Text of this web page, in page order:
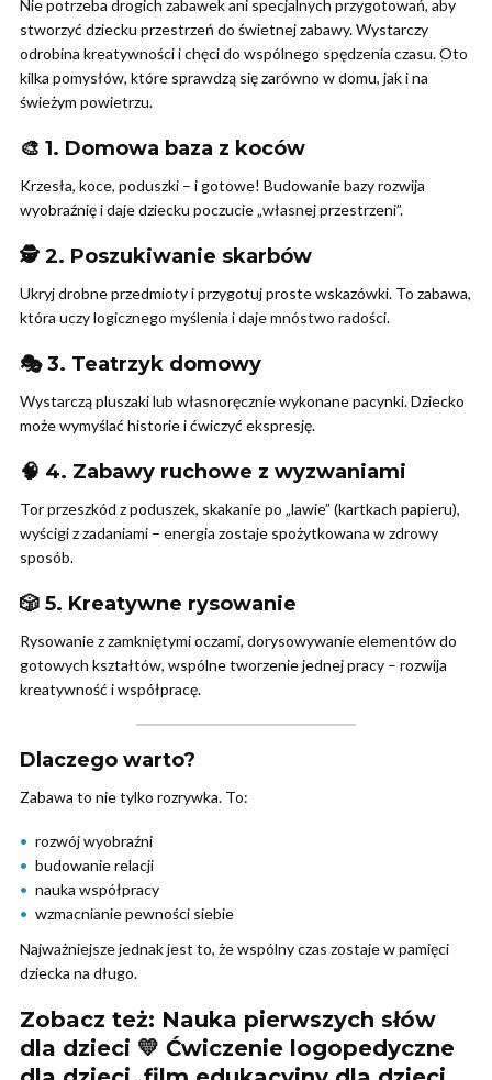
Nie potrzeba drogich zabawek ani specjalnych przygotowań, aby
stworzyć dziecku przestrzeń do świetnej zabawy. Wystarczy
odrobina kreatywności i chęci do wspólnego spędzenia czasu. Oto
kilka pomysłów, które sprawdzą się zarówno w domu, jak i na
świeżym powietrzu.
🎨 1. Domowa baza z koców
Krzesła, koce, poduszki – i gotowe! Budowanie bazy rozwija
wyobraźnię i daje dziecku poczucie „własnej przestrzeni”.
🕵️ 2. Poszukiwanie skarbów
Ukryj drobne przedmioty i przygotuj proste wskazówki. To zabawa,
która uczy logicznego myślenia i daje mnóstwo radości.
🎭 3. Teatrzyk domowy
Wystarczą pluszaki lub własnoręcznie wykonane pacynki. Dziecko
może wymyślać historie i ćwiczyć ekspresję.
🧠 4. Zabawy ruchowe z wyzwaniami
Tor przeszkód z poduszek, skakanie po „lawie” (kartkach papieru),
wyścigi z zadaniami – energia zostaje spożytkowana w zdrowy
sposób.
🎲 5. Kreatywne rysowanie
Rysowanie z zamkniętymi oczami, dorysowywanie elementów do
gotowych kształtów, wspólne tworzenie jednej pracy – rozwija
kreatywność i współpracę.
Dlaczego warto?
Zabawa to nie tylko rozrywka. To:
rozwój wyobraźni
budowanie relacji
nauka współpracy
wzmacnianie pewności siebie
Najważniejsze jednak jest to, że wspólny czas zostaje w pamięci
dziecka na długo.
Zobacz też: Nauka pierwszych słów
dla dzieci 💛 Ćwiczenie logopedyczne